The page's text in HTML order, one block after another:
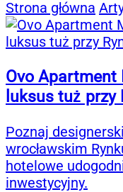
Strona główna
Ovo Apartment
luksus tuż przy
Poznaj
wrocławskim
hotelowe
inwestycyjny.